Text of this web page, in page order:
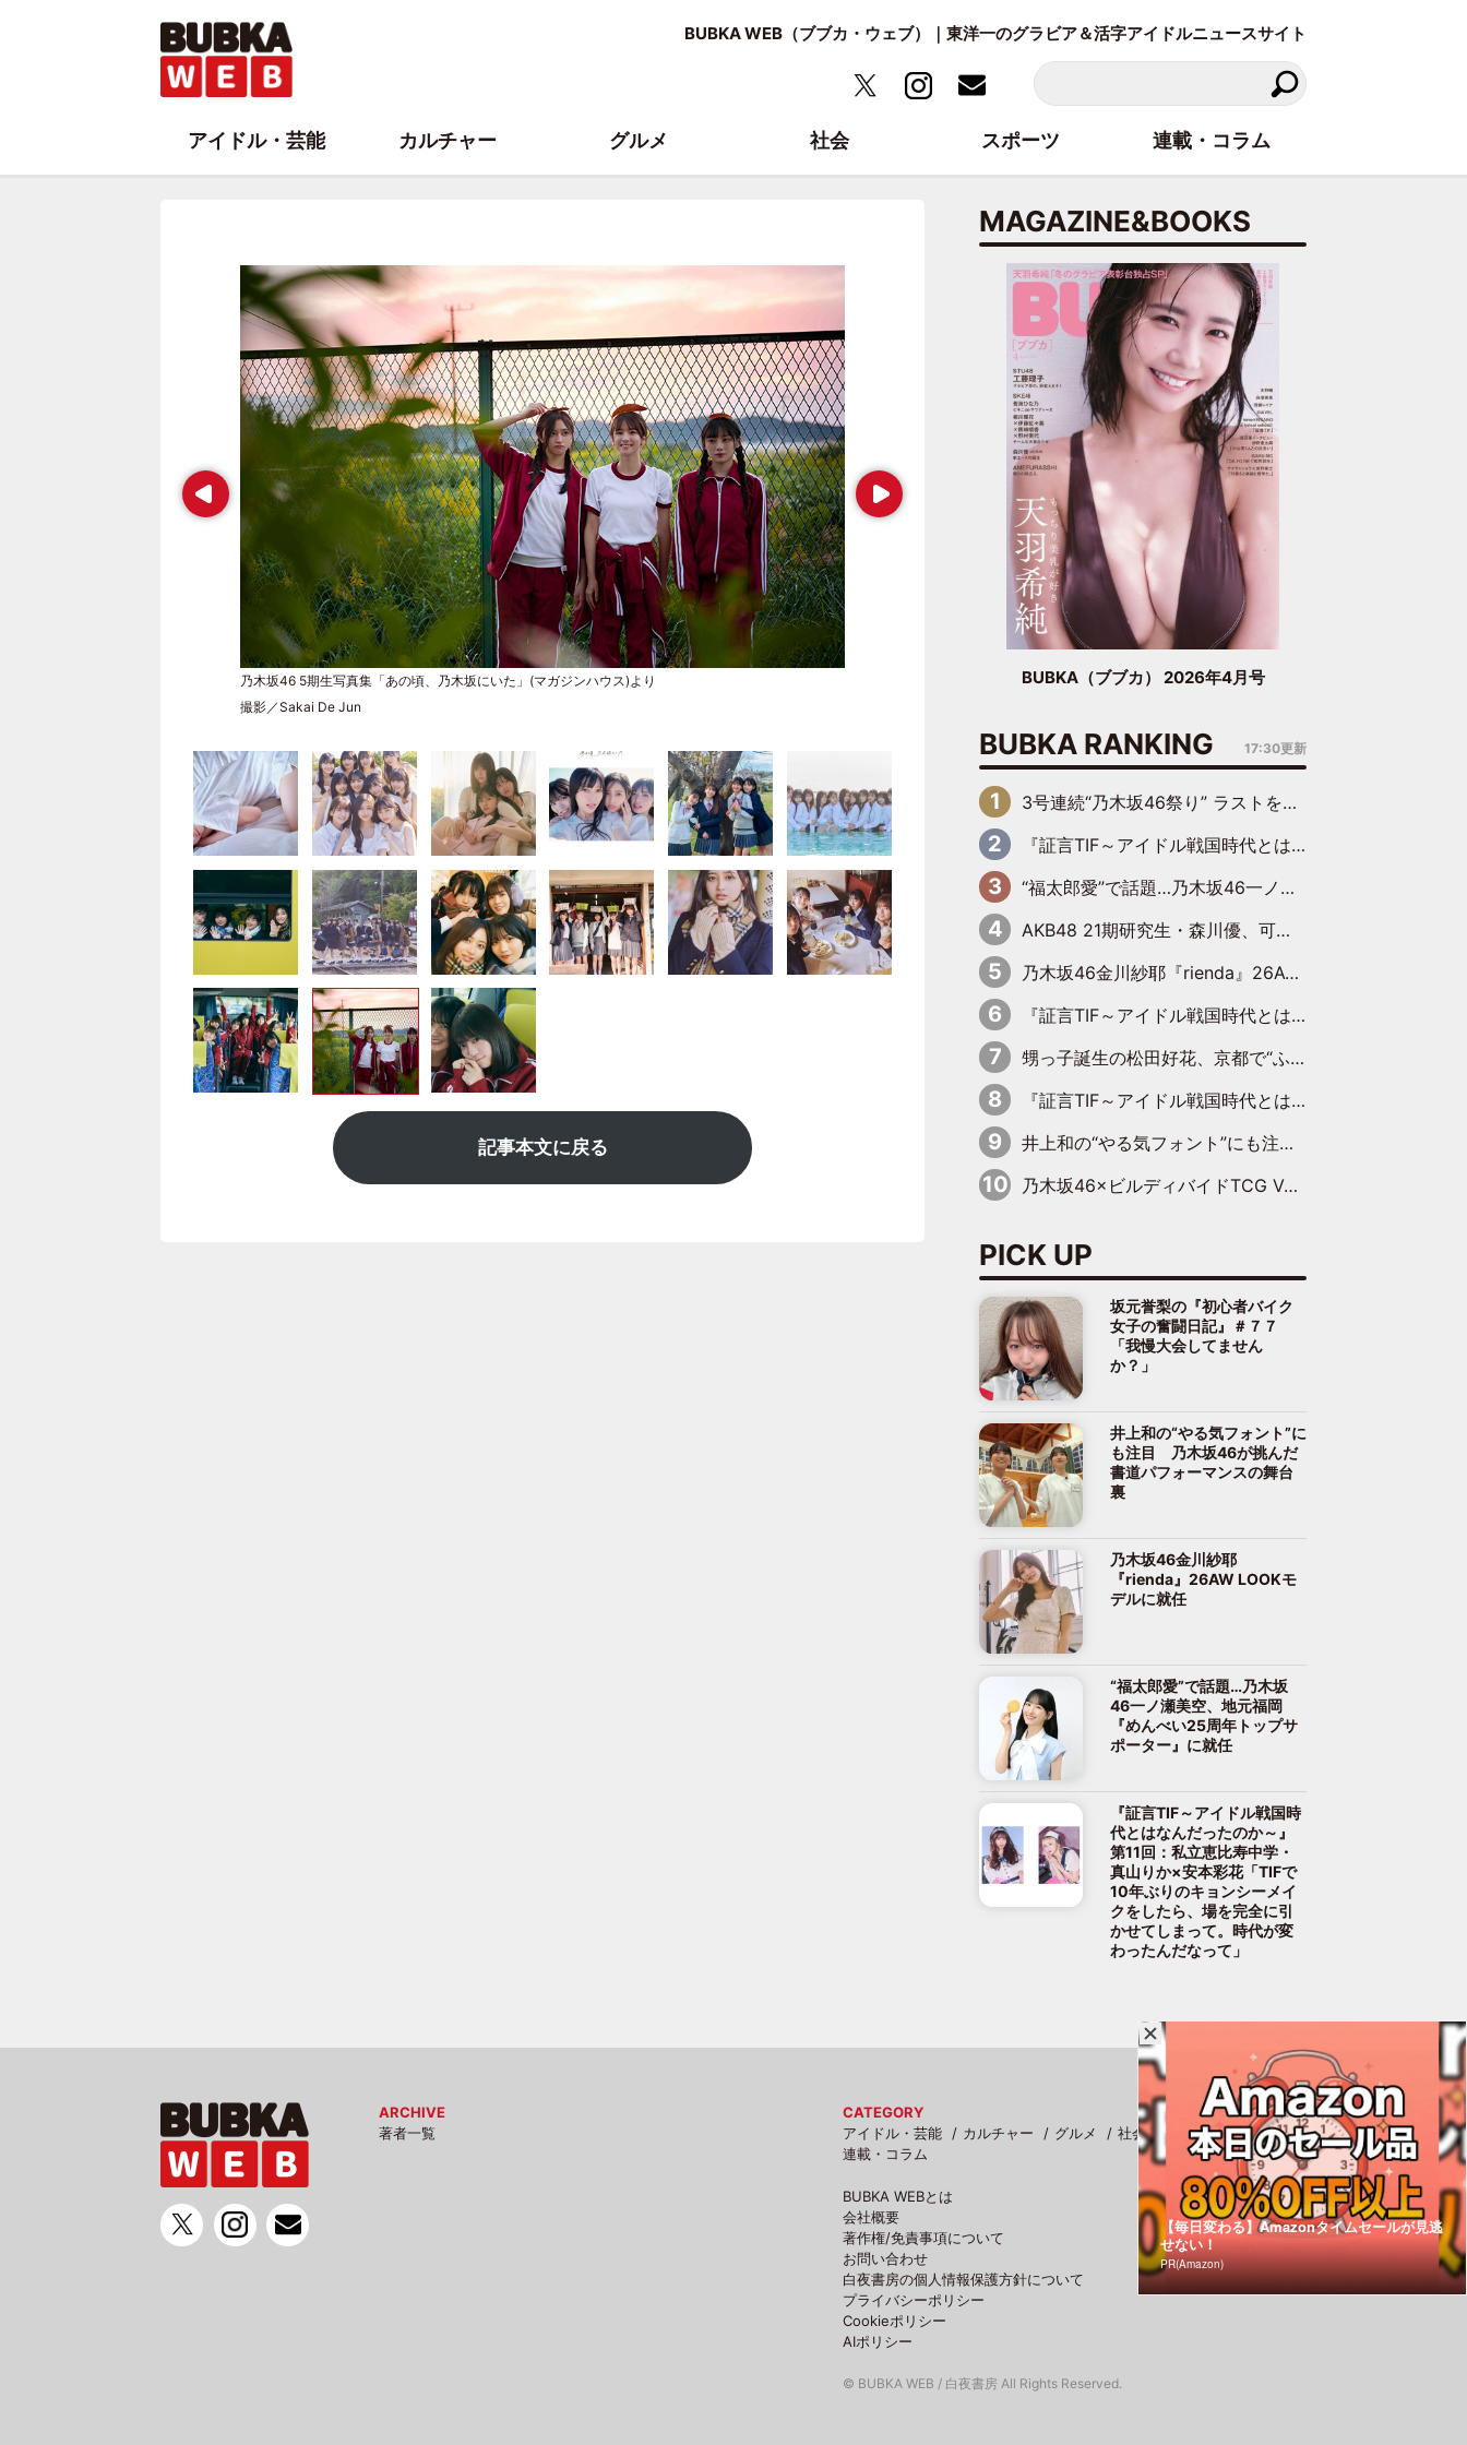
BUBKA WEB（ブブカ・ウェブ）｜東洋一のグラビア＆活字アイドルニュースサイト
Prev
乃木坂46 5期生写真集「あの頃、乃木坂にいた」(マガジンハウス)より
撮影／Sakai De Jun
Next
記事本文に戻る
MAGAZINE&BOOKS
BUBKA（ブブカ） 2026年4月号
BUBKA RANKING 17:30更新
3号連続“乃木坂46祭り” ラストを飾るのは賀喜遥香…5年ぶりの登場に「5年分大人になった私を見ていただけたら」
『証言TIF～アイドル戦国時代とはなんだったのか～』第6回：でんぱ組.inc・古川未鈴×相沢梨紗「『ハロプロやりたかったな』って言ったら、夢眠ねむさんに『てめえはでんぱ組．incなんだよ！』って肩パンされて(笑)」
“福太郎愛”で話題…乃木坂46一ノ瀬美空、地元福岡『めんべい25周年トップサポーター』に就任
AKB48 21期研究生・森川優、可愛さもある大人の女性に
乃木坂46金川紗耶『rienda』26AW LOOKモデルに就任
『証言TIF～アイドル戦国時代とはなんだったのか～』第11回：私立恵比寿中学・真山りか×安本彩花「TIFで10年ぶりのキョンシーメイクをしたら、場を完全に引かせてしまって。時代が変わったんだなって」
甥っ子誕生の松田好花、京都で“ふたつの家族”をはしご！ “母”黒谷友香に見送られ、“父”松岡昌宏とはハシゴ酒
『証言TIF～アイドル戦国時代とはなんだったのか～』第10回：さくら学院・武藤彩未×飯田らうら「正直、中3で辞めるというのを信じてなくて。そう言われてはいたけど、嘘でしょって」
井上和の“やる気フォント”にも注目 乃木坂46が挑んだ書道パフォーマンスの舞台裏
乃木坂46×ビルディバイドTCG Vol.2公開 賀喜遥香＆田村真佑が『京まふ』ステージに登壇
PICK UP
坂元誉梨の『初心者バイク
女子の奮闘日記』＃７７
「我慢大会してません
か？」
井上和の“やる気フォント”に
も注目 乃木坂46が挑んだ
書道パフォーマンスの舞台
裏
乃木坂46金川紗耶
『rienda』26AW LOOKモ
デルに就任
“福太郎愛”で話題…乃木坂
46一ノ瀬美空、地元福岡
『めんべい25周年トップサ
ポーター』に就任
『証言TIF～アイドル戦国時
代とはなんだったのか～』
第11回：私立恵比寿中学・
真山りか×安本彩花「TIFで
10年ぶりのキョンシーメイ
クをしたら、場を完全に引
かせてしまって。時代が変
わったんだなって」
ARCHIVE
著者一覧
CATEGORY
アイドル・芸能
カルチャー グルメ 社会
スポーツ
連載・コラム
BUBKA WEBとは
会社概要
著作権/免責事項について
お問い合わせ
白夜書房の個人情報保護方針について
プライバシーポリシー
Cookieポリシー
AIポリシー
© BUBKA WEB / 白夜書房 All Rights Reserved.
アイドル・芸能 カルチャー グルメ 社会 スポーツ 連載・コラム
【毎日変わる】Amazonタイムセールが見逃
せない！
PR(Amazon)